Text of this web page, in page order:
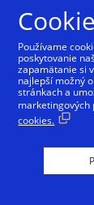
Sme
Používame
poskytovanie
zapamätanie si
najlepší možný
stránkach a
cookies.